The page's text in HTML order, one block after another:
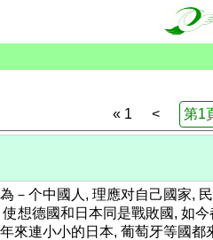
« 1
<
－个中國人, 理應对自己國家,
想德國和日本同是戰敗國,
來連小小的日本, 葡萄牙等國